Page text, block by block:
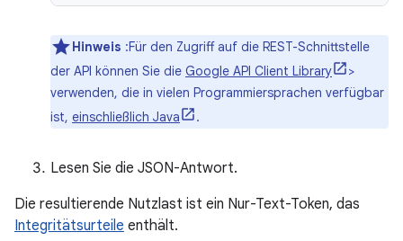
Hinweis :Für den Zugriff auf die REST-Schnittstelle
der API können Sie die Google API Client Library
>
verwenden, die in vielen Programmiersprachen verfügbar
ist, einschließlich Java .
Lesen Sie die JSON-Antwort.
Die resultierende Nutzlast ist ein Nur-Text-Token, das
Integritätsurteile enthält.